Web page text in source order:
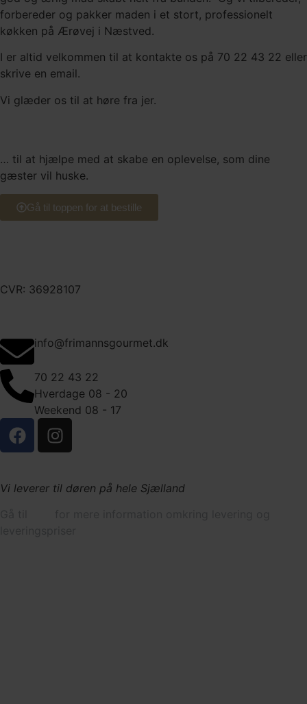
forbereder og pakker maden i et stort, professionelt
køkken på Ærøvej i Næstved.
I er altid velkommen til at kontakte os på 70 22 43 22 eller
skrive en email.
Vi glæder os til at høre fra jer.
… til at hjælpe med at skabe en oplevelse, som dine
gæster vil huske.
Gå til toppen for at bestille
CVR: 36928107
info@frimannsgourmet.dk
70 22 43 22
Hverdage 08 - 20
Weekend 08 - 17
Vi leverer til døren på hele Sjælland